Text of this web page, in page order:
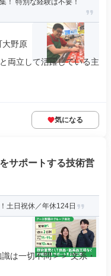
！ 特別な経験は不要！
大野原
両立して活躍している主
気になる
サポートする技術営
土日祝休／年休124日
は一切不問＞＞ 文系・